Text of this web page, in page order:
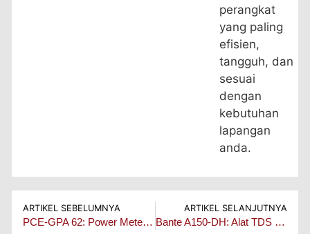
perangkat
yang paling
efisien,
tangguh, dan
sesuai
dengan
kebutuhan
lapangan
anda.
ARTIKEL SEBELUMNYA
PCE-GPA 62: Power Meter dengan Analisis Kualitas Daya untuk Teknisi dan Auditor Energi
ARTIKEL SELANJUTNYA
Bante A150‑DH: Alat TDS Meter Efisien Untuk Proses Produksi